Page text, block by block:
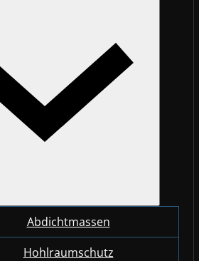
Abdichtmassen
Hohlraumschutz